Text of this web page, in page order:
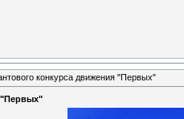
конкурса движения "Первых"
"Первых"